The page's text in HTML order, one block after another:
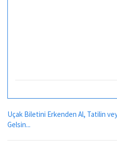
Uçak Biletini Erkenden Al, Tatilin
Gelsin...